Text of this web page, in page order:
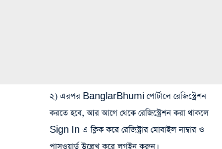
২) এরপর BanglarBhumi পোর্টালে রেজিস্ট্রেশন
করতে হবে, আর আগে থেকে রেজিস্ট্রেশন করা থাকলে
Sign In এ ক্লিক করে রেজিস্ট্রার মোবাইল নাম্বার ও
পাসওয়ার্ড উল্লেখ করে লগইন করুন।